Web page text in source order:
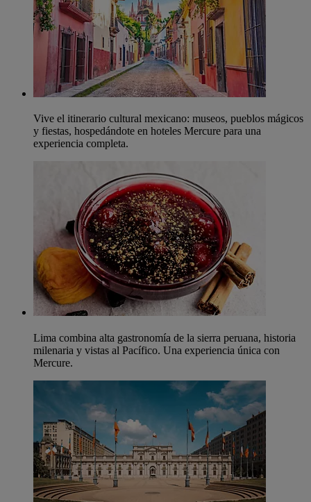
Vive el itinerario cultural mexicano: museos, pueblos mágicos
y fiestas, hospedándote en hoteles Mercure para una
experiencia completa.
Lima combina alta gastronomía de la sierra peruana, historia
milenaria y vistas al Pacífico. Una experiencia única con
Mercure.